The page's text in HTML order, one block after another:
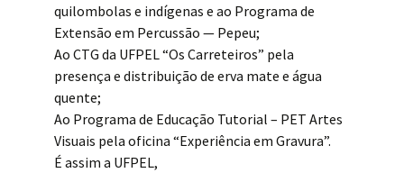
quilombolas e indígenas e ao Programa de
Extensão em Percussão — Pepeu;
Ao CTG da UFPEL “Os Carreteiros” pela
presença e distribuição de erva mate e água
quente;
Ao Programa de Educação Tutorial – PET Artes
Visuais pela oficina “Experiência em Gravura”.
É assim a UFPEL,